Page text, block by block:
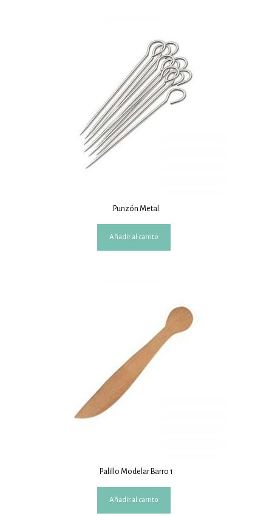
Punzón Metal
Añadir al carrito
Palillo Modelar Barro 1
Añadir al carrito